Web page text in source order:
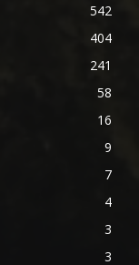
542
404
241
58
16
9
7
4
3
3